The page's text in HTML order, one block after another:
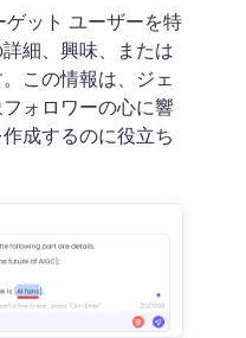
ット ユーザーを特
細、興味、または
この情報は、ジェ
ォロワーの心に響
成するのに役立ち